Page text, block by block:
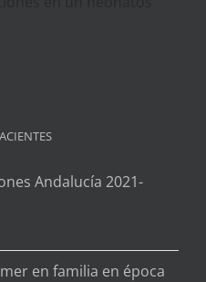
Andalucía 2021-
en familia en época